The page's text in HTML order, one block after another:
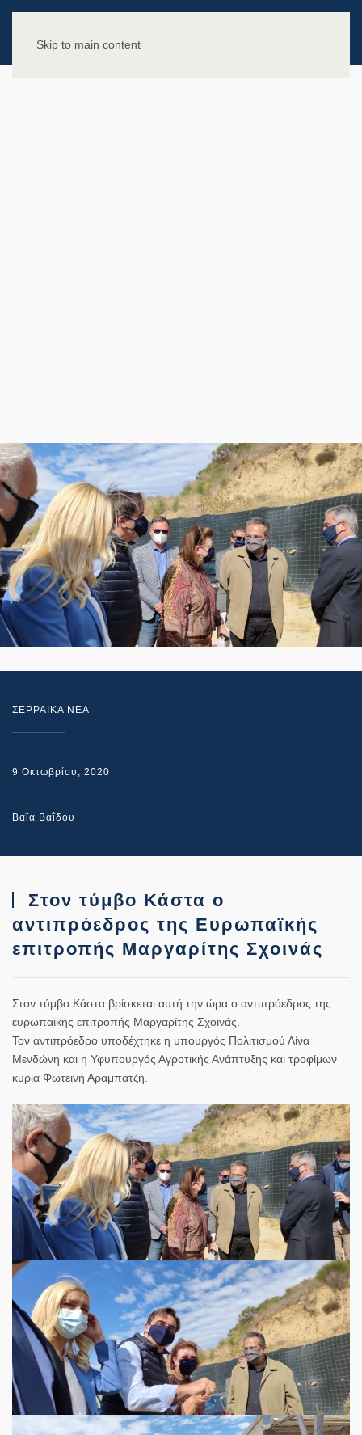
Skip to main content
ΣΕΡΡΑΙΚΑ ΝΕΑ
9 Οκτωβρίου, 2020
Βαΐα Βαΐδου
Στον τύμβο Κάστα ο
αντιπρόεδρος της Ευρωπαϊκής
επιτροπής Μαργαρίτης Σχοινάς
Στον τύμβο Κάστα βρίσκεται αυτή την ώρα ο αντιπρόεδρος της
ευρωπαϊκής επιτροπής Μαργαρίτης Σχοινάς.
Τον αντιπρόεδρο υποδέχτηκε η υπουργός Πολιτισμού Λίνα
Μενδώνη και η Υφυπουργός Αγροτικής Ανάπτυξης και τροφίμων
κυρία Φωτεινή Αραμπατζή.